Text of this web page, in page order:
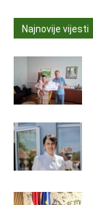
Najnovije vijesti